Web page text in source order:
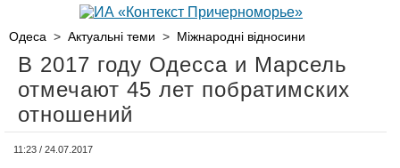
Одеса > Актуальні теми > Міжнародні відносини
В 2017 году Одесса и Марсель
отмечают 45 лет побратимских
отношений
11:23 / 24.07.2017